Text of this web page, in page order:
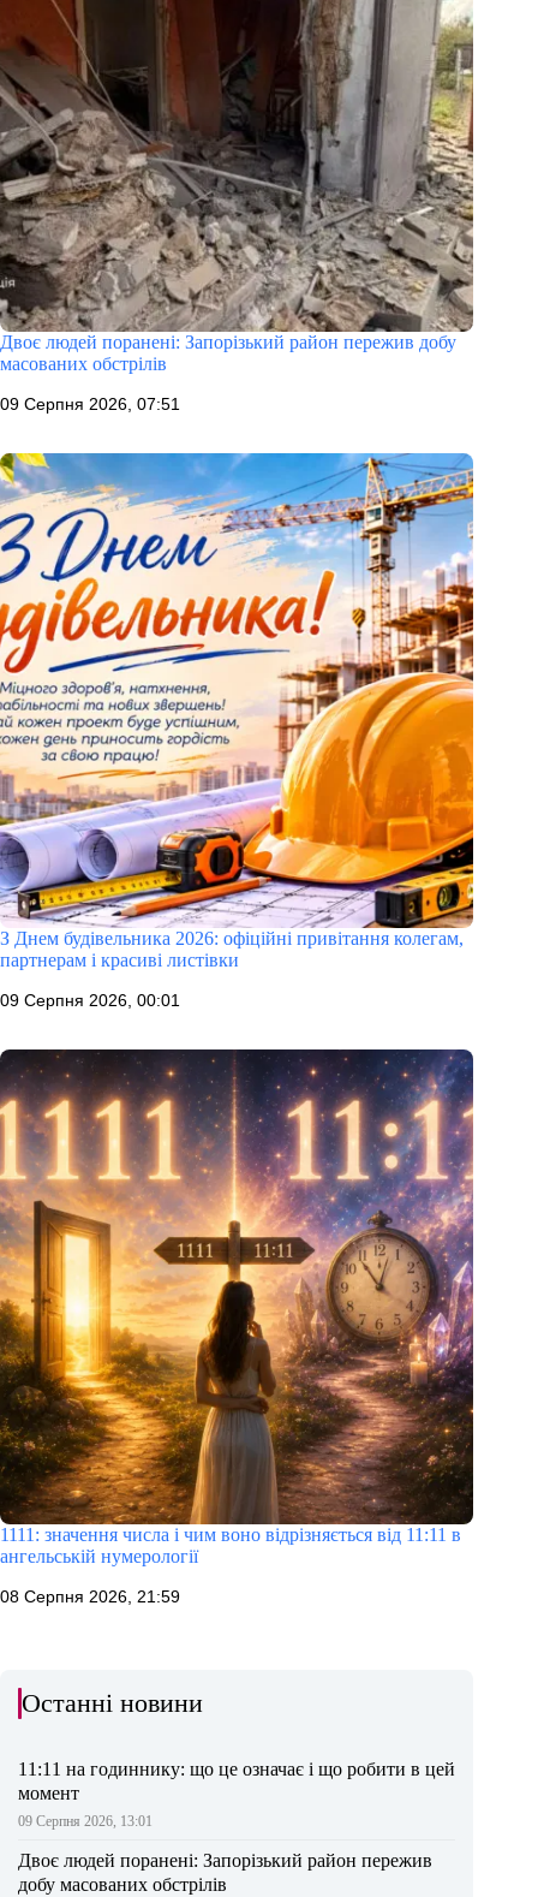
Двоє людей поранені: Запорізький район пережив добу
масованих обстрілів
09 Серпня 2026, 07:51
З Днем будівельника 2026: офіційні привітання колегам,
партнерам і красиві листівки
09 Серпня 2026, 00:01
1111: значення числа і чим воно відрізняється від 11:11 в
ангельській нумерології
08 Серпня 2026, 21:59
Останні новини
11:11 на годиннику: що це означає і що робити в цей
момент
09 Серпня 2026, 13:01
Двоє людей поранені: Запорізький район пережив
добу масованих обстрілів